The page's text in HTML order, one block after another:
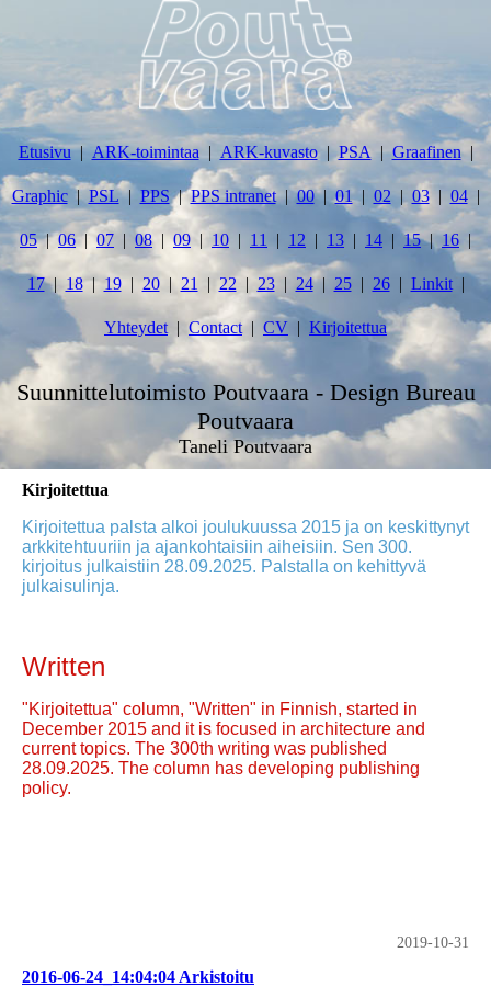
Etusivu ARK-toimintaa ARK-kuvasto PSA Graafinen
Graphic PSL PPS PPS intranet 00 01 02 03 04
05 06 07 08 09 10 11 12 13 14 15 16
17 18 19 20 21 22 23 24 25 26 Linkit
Yhteydet Contact CV Kirjoitettua
Suunnittelutoimisto Poutvaara - Design Bureau
Poutvaara
Taneli Poutvaara
Kirjoitettua
Kirjoitettua palsta alkoi joulukuussa 2015 ja on keskittynyt
arkkitehtuuriin ja ajankohtaisiin aiheisiin. Sen 300.
kirjoitus julkaistiin 28.09.2025. Palstalla on kehittyvä
julkaisulinja.
Written
"Kirjoitettua" column, "Written" in Finnish, started in
December 2015 and it is focused in architecture and
current topics. The 300th writing was published
28.09.2025. The column has developing publishing
policy.
2019-10-31
2016-06-24_14:04:04 Arkistoitu